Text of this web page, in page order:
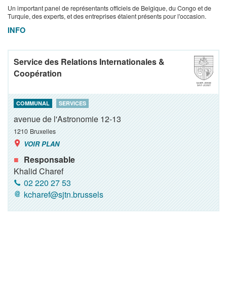
Un important panel de représentants officiels de Belgique, du Congo et de
Turquie, des experts, et des entreprises étaient présents pour l'occasion.
INFO
Service des Relations Internationales &
Coopération
COMMUNAL SERVICES
avenue de l'Astronomie 12-13
1210 Bruxelles
VOIR PLAN
Responsable
Khalid Charef
02 220 27 53
kcharef@sjtn.brussels